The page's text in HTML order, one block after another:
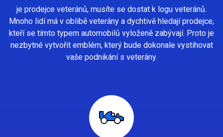
je prodejce veteránů, musíte se dostat k logu veteránů.
Mnoho lidí má v oblibě veterány a dychtivě hledají prodejce,
kteří se tímto typem automobilů vyloženě zabývají. Proto je
nezbytné vytvořit emblém, který bude dokonale vystihovat
vaše podnikání s veterány.